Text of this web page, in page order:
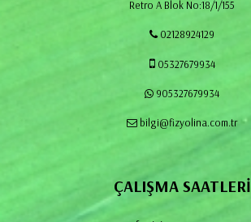
Retro A Blok No:18/1/155
02128924129
05327679934
905327679934
bilgi@fizyolina.com.tr
ÇALIŞMA SAATLERİ